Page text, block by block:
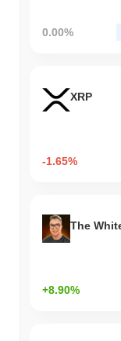
0.00%
XRP
-1.65%
+8.90%